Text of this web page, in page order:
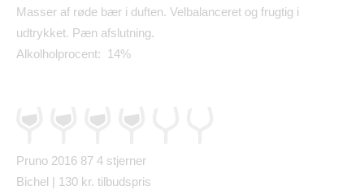
Masser af røde bær i duften. Velbalanceret og frugtig i
udtrykket. Pæn afslutning.
Alkolholprocent: 14%
Pruno 2016 87 4 stjerner
Bichel | 130 kr. tilbudspris